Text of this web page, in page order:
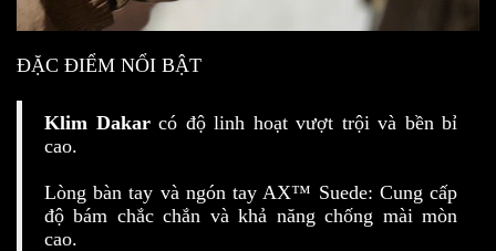
ĐẶC ĐIỂM NỔI BẬT
Klim Dakarcó độ linh hoạt vượt trội và bền bỉ
cao.
Lòng bàn tay và ngón tay AX™ Suede: Cung cấp
độ bám chắc chắn và khả năng chống mài mòn
cao.